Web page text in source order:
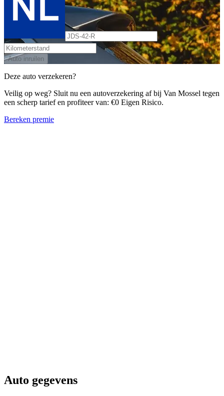
Auto inruilen
Deze auto verzekeren?
Veilig op weg? Sluit nu een autoverzekering af bij Van Mossel tegen
een scherp tarief en profiteer van: €0 Eigen Risico.
Bereken premie
Auto gegevens